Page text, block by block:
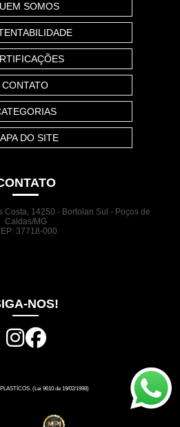
SOMOS
CONTATO
CATEGORIAS
MAPA DO SITE
Costa, 14250 - Bortolan Sul - Poços de
Caldas/MG
37718-000
NOS!
(Lei 9610 de 19/02/1998)